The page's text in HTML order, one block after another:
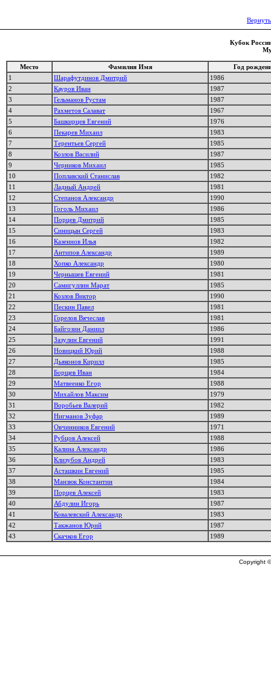
Кубок
Место Фамилия Имя
Год
1
Шарафутдинов Дмитрий
1986
2
Кауров Иван
1987
3
Гельманов Рустам
1987
4
Рахметов Салават
1967
5
Башкирцев Евгений
1976
6
Пекарев Михаил
1983
7
Терентьев Сергей
1985
8
Козлов Василий
1987
9
Черников Михаил
1985
10
Поплавский Станислав
1982
11
Ладный Андрей
1981
12
Степанов Александр
1990
13
Гоголь Михаил
1986
14
Порцев Дмитрий
1985
15
Синицын Сергей
1983
16
Казеннов Илья
1982
17
Антипов Александр
1989
18
Хопко Александр
1980
19
Чернышев Евгений
1981
20
Самигуллин Марат
1985
21
Козлов Виктор
1990
22
Пескин Павел
1981
23
Горелов Вячеслав
1981
24
Байгозин Даниил
1986
25
Зазулин Евгений
1991
26
Новицкий Юрий
1988
27
Дьяконов Кирилл
1985
28
Борщев Иван
1984
29
Матвеенко Егор
1988
30
Михайлов Максим
1979
31
Воробьев Валерий
1982
32
Нигманов Зуфар
1989
33
Овчинников Евгений
1971
34
Рубцов Алексей
1988
35
Калина Александр
1986
36
Клизубов Андрей
1983
37
Асташкин Евгений
1985
38
Манзюк Константин
1984
39
Порцев Алексей
1983
40
Абдулин Игорь
1987
41
Ковалевский Александр
1983
42
Такжанов Юрий
1987
43
Скачков Егор 1989
Copyright